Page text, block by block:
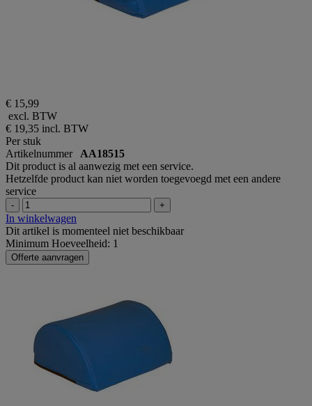
€ 15,99
excl. BTW
€ 19,35 incl. BTW
Per stuk
Artikelnummer AA18515
Dit product is al aanwezig met een service.
Hetzelfde product kan niet worden toegevoegd met een andere
service
- +
In winkelwagen
Dit artikel is momenteel niet beschikbaar
Minimum Hoeveelheid: 1
Offerte aanvragen